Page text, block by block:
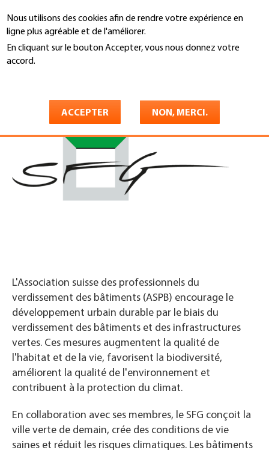
Nous utilisons des cookies afin de rendre votre expérience en
ligne plus agréable et de l'améliorer.
En cliquant sur le bouton Accepter, vous nous donnez votre
accord.
ACCEPTER NON, MERCI.
au
contenu
principal
Recherche
You
L'Association suisse des professionnels du
verdissement des bâtiments (ASPB) encourage le
développement urbain durable par le biais du
verdissement des bâtiments et des infrastructures
vertes. Ces mesures augmentent la qualité de
l'habitat et de la vie, favorisent la biodiversité,
améliorent la qualité de l'environnement et
contribuent à la protection du climat.
En collaboration avec ses membres, le SFG conçoit la
ville verte de demain, crée des conditions de vie
saines et réduit les risques climatiques. Les bâtiments